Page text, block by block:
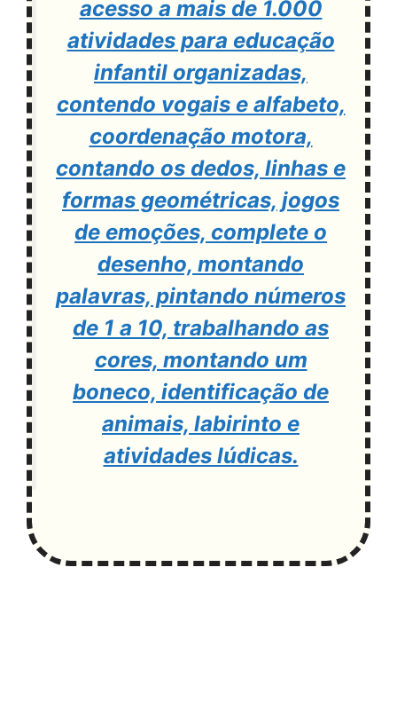
acesso a mais de 1.000
atividades para educação
infantil organizadas,
contendo vogais e alfabeto,
coordenação motora,
contando os dedos, linhas e
formas geométricas, jogos
de emoções, complete o
desenho, montando
palavras, pintando números
de 1 a 10, trabalhando as
cores, montando um
boneco, identificação de
animais, labirinto e
atividades lúdicas.